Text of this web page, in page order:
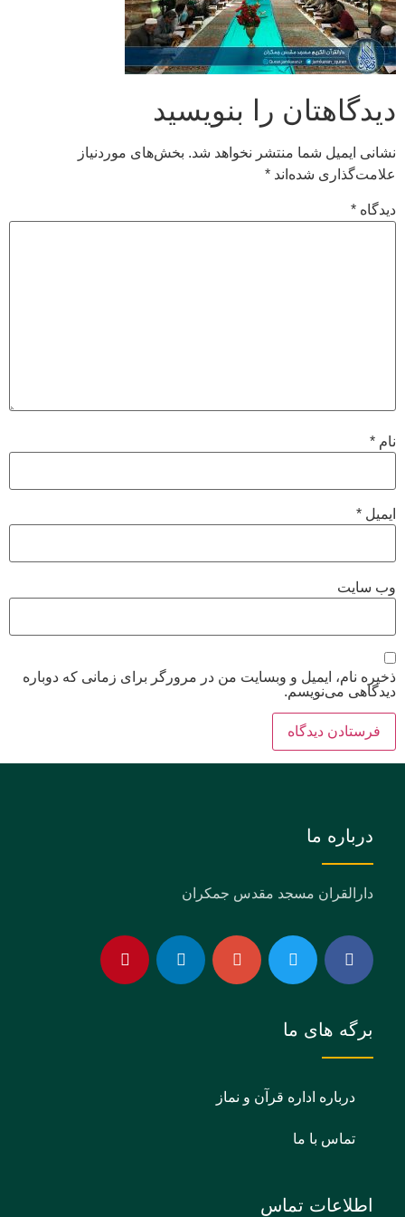
دیدگاهتان را بنویسید
نشانی ایمیل شما منتشر نخواهد شد. بخش‌های موردنیاز
علامت‌گذاری شده‌اند *
دیدگاه *
نام *
ایمیل *
وب‌ سایت
ذخیره نام، ایمیل و وبسایت من در مرورگر برای زمانی که دوباره
دیدگاهی می‌نویسم.
درباره ما
دارالقران مسجد مقدس جمکران
برگه های ما
درباره اداره قرآن و نماز
تماس با ما
اطلاعات تماس